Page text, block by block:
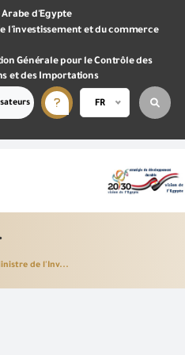
Arabe d'Egypte
l'investissement et du commerce
Générale pour le Contrôle des
et des Importations
FR
de l'Inv...